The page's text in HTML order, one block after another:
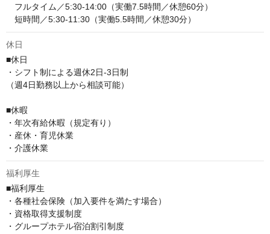
フルタイム／5:30-14:00（実働7.5時間／休憩60分）
短時間／5:30-11:30（実働5.5時間／休憩30分）
休日
■休日
・シフト制による週休2日-3日制
（週4日勤務以上から相談可能）
■休暇
・年次有給休暇（規定有り）
・産休・育児休業
・介護休業
福利厚生
■福利厚生
・各種社会保険（加入要件を満たす場合）
・資格取得支援制度
・グループホテル宿泊割引制度